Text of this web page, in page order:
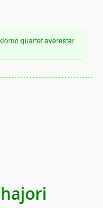
quartetaverestar